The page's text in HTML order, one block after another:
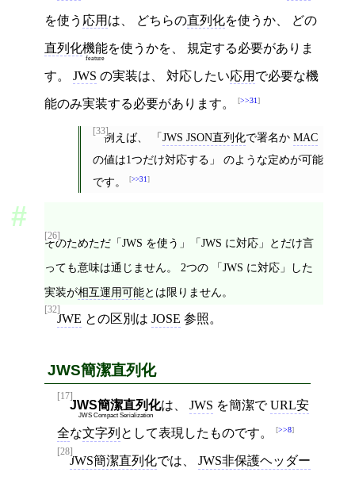
を使う 応用 は、 どちらの直列化を使うか、 どの
直列化機能
feature
を使うかを、 規定する必要がありま
す。 JWS の実装は、 対応したい応用 で必要な機
能のみ実装する必要があります。 >>31
[33]例えば、 「JWS JSON直列化で署名か MAC
の値は1つだけ対応する」 のような定めが可能
です。
>>31
[26]
そのためただ「JWS を使う」「JWS に対応」とだけ言
っても意味は通じません。 2つの 「JWS に対応」した
実装が相互運用可能とは限りません。
[32]
JWE との区別は JOSE 参照。
JWS簡潔直列化
[17]
JWS簡潔直列化
JWS Compact Serialization
は、 JWS を簡潔でURL安
全な文字列 として表現したものです。 >>8
[28]
JWS簡潔直列化では、 JWS非保護ヘッダー